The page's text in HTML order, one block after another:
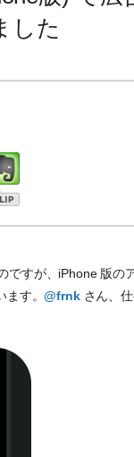
した
ですが、iPhone 版の
ます。@frnkさん、仕